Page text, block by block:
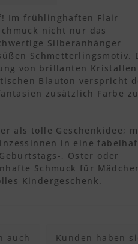
Im frühlinghaften Flair
nicht nur das
Silberanhänger
Schmetterlingsmotiv.
von brillanten Kristallen
Blauton verspricht
zusätzlich Farbe zu
als tolle Geschenkidee;
in eine
, Oster oder
Schmuck für
Kindergeschenk.
auch Kunden haben